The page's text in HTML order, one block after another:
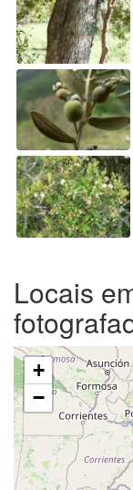
Locais
+
−